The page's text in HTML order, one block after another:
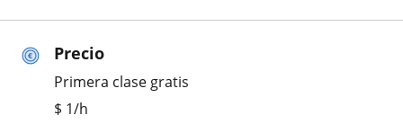
Precio
Primera clase gratis
$ 1/h